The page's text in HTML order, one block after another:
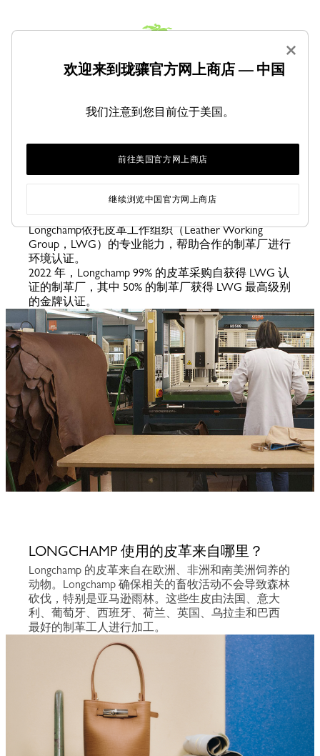
Longchamp合作的制革厂使用高性能水处理系统。在
制革厂二次利用或由第三方回收。造就优质、无污
染的产品始终是Longchamp的核心理念。品牌致力于
生产安全的产品，不包含可能损害顾客或员工健康
Longchamp依托皮革工作组织（Leather Working
Group，LWG）的专业能力，帮助合作的制革厂进行
环境认证。
2022 年，Longchamp 99% 的皮革采购自获得 LWG 认
证的制革厂，其中 50% 的制革厂获得 LWG 最高级别
的金牌认证。
LONGCHAMP 使用的皮革来自哪里？
Longchamp 的皮革来自在欧洲、非洲和南美洲饲养的
动物。Longchamp 确保相关的畜牧活动不会导致森林
砍伐，特别是亚马逊雨林。这些生皮由法国、意大
利、葡萄牙、西班牙、荷兰、英国、乌拉圭和巴西
最好的制革工人进行加工。
×
欢迎来到珑骧官方网上商店 — 中国
我们注意到您目前位于美国。
前往美国官方网上商店
继续浏览中国官方网上商店